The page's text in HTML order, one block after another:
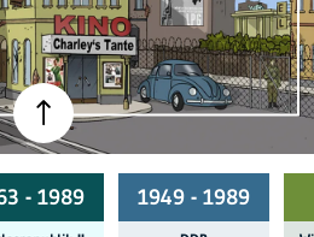
- 1989 1949 - 1989